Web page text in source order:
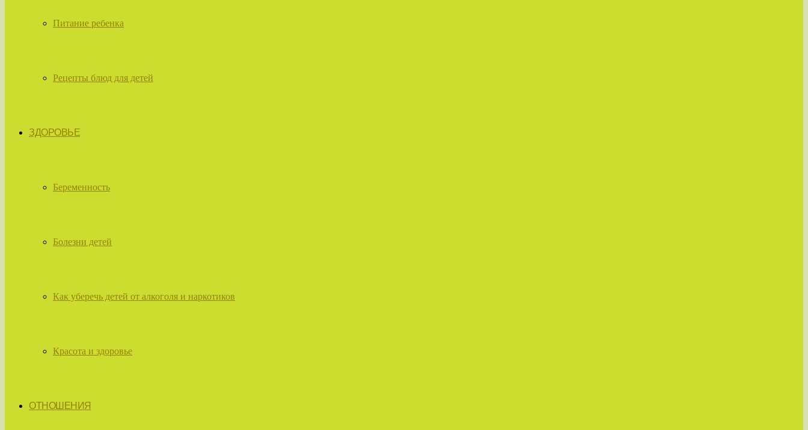
Питание ребенка
Рецепты блюд для детей
ЗДОРОВЬЕ
Беременность
Болезни детей
Как уберечь детей от алкоголя и наркотиков
Красота и здоровье
ОТНОШЕНИЯ